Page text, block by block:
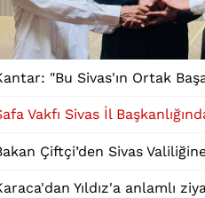
"Bu Sivas'ın Ortak
Vakfı Sivas İl
Çiftçi’den Sivas
Yıldız'a anlamlı